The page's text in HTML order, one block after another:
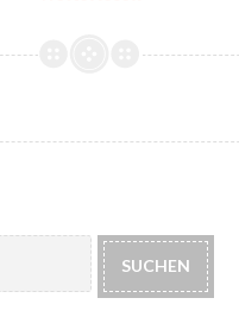
bei
Ultraschall
SUCHEN